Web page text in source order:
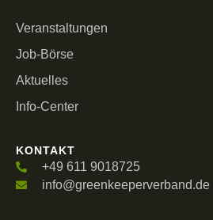
Veranstaltungen
Job-Börse
Aktuelles
Info-Center
KONTAKT
+49 611 9018725
info@greenkeeperverband.de